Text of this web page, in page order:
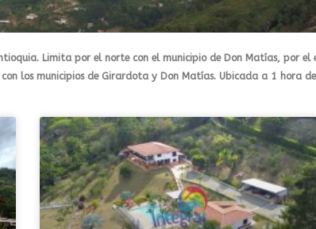
Limita por el norte con el municipio de Don Matías, por el
con los municipios de Girardota y Don Matías. Ubicada a 1 hora